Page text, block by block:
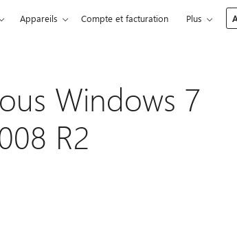
Appareils Compte et facturation Plus
Windows 7
R2